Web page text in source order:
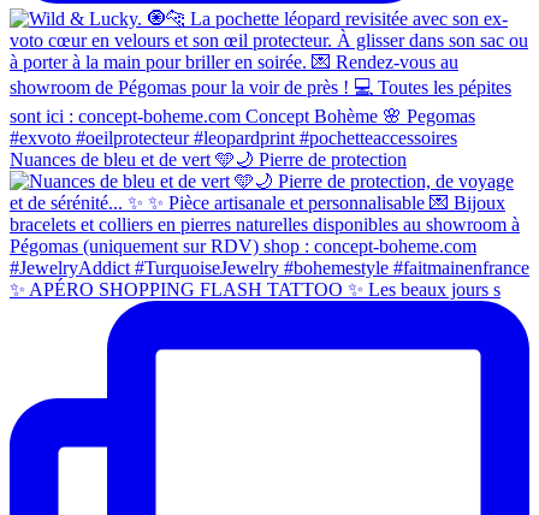
Nuances de bleu et de vert 🩵🌙 Pierre de protection
✨ APÉRO SHOPPING FLASH TATTOO ✨ Les beaux jours s